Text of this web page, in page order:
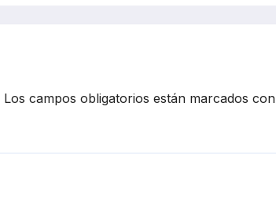
Los campos obligatorios están marcados con